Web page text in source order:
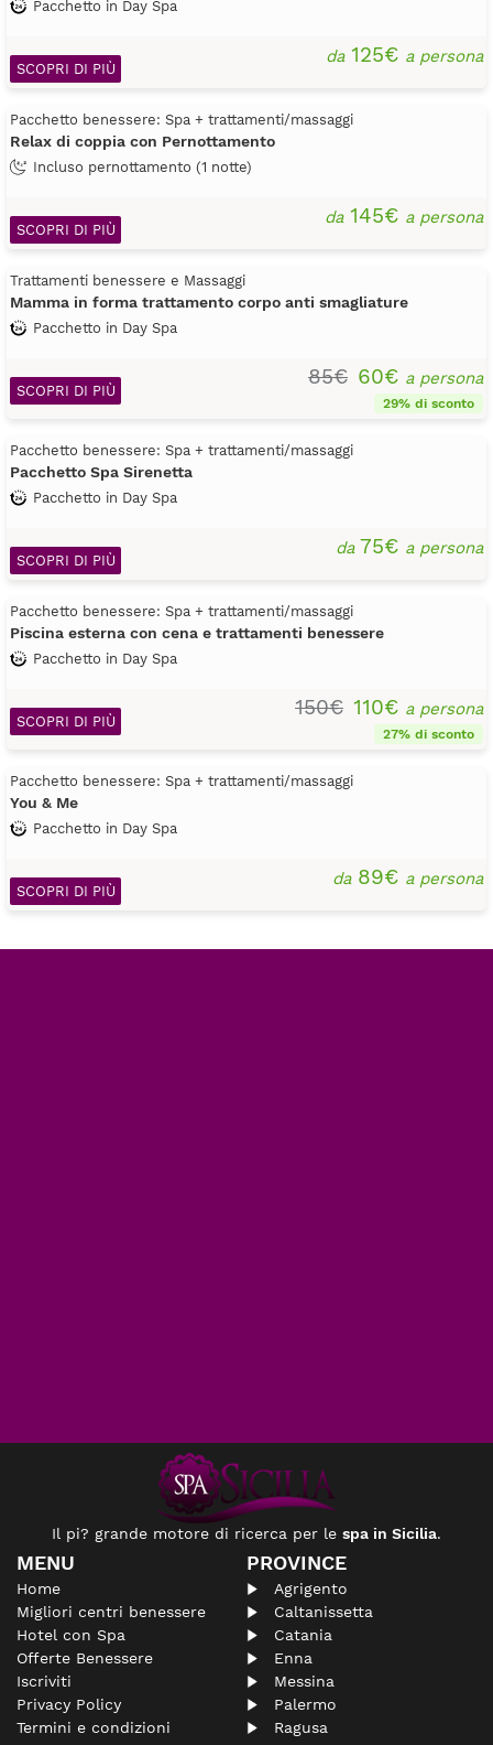
Pacchetto in Day Spa
da125€ a persona
SCOPRI DI PIÙ
Pacchetto benessere: Spa + trattamenti/massaggi
Relax di coppia con Pernottamento
Incluso pernottamento (1 notte)
da145€ a persona
SCOPRI DI PIÙ
Trattamenti benessere e Massaggi
Mamma in forma trattamento corpo anti smagliature
Pacchetto in Day Spa
85€ 60€ a persona
29% di sconto
SCOPRI DI PIÙ
Pacchetto benessere: Spa + trattamenti/massaggi
Pacchetto Spa Sirenetta
Pacchetto in Day Spa
da75€ a persona
SCOPRI DI PIÙ
Pacchetto benessere: Spa + trattamenti/massaggi
Piscina esterna con cena e trattamenti benessere
Pacchetto in Day Spa
150€ 110€ a persona
27% di sconto
SCOPRI DI PIÙ
Pacchetto benessere: Spa + trattamenti/massaggi
You & Me
Pacchetto in Day Spa
da89€ a persona
SCOPRI DI PIÙ
Il pi? grande motore di ricerca per le spa in Sicilia.
MENU
Home
Migliori centri benessere
Hotel con Spa
Offerte Benessere
Iscriviti
Privacy Policy
Termini e condizioni
PROVINCE
Agrigento
Caltanissetta
Catania
Enna
Messina
Palermo
Ragusa